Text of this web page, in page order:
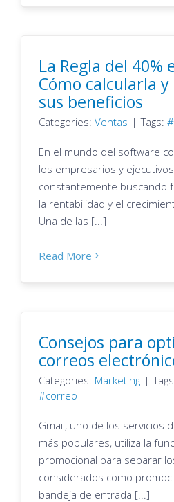
La Regla del 40%
Cómo calcularla
sus beneficios
Categories: Ventas | Tags:
En el mundo del software
los empresarios y
constantemente buscando
la rentabilidad y el
Una de las [...]
Read More
Consejos para
correos
Categories: Marketing |
correo
Gmail, uno de los servicios
más populares, utiliza la
promocional para separar
considerados como
bandeja de entrada [...]